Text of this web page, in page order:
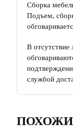
Сборка
Подъем,
В отсутствие
службой